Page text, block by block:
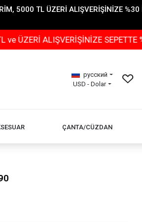
5000 TL ÜZERİ ALIŞVERİŞİNİZE %30
ALIŞVERİŞİNİZE SEPETTE %20
русский
USD - Dolar
ÇANTA/CÜZDAN